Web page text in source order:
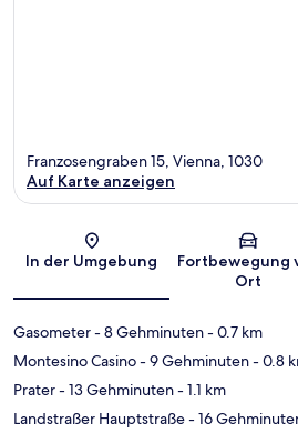
Karte
Franzosengraben 15, Vienna, 1030
Auf Karte anzeigen
In der Umgebung
Fortbewegung
Ort
Gasometer- 8 Gehminuten- 0.7 km
Montesino Casino- 9 Gehminuten- 0.8
Prater- 13 Gehminuten- 1.1 km
Landstraßer Hauptstraße- 16